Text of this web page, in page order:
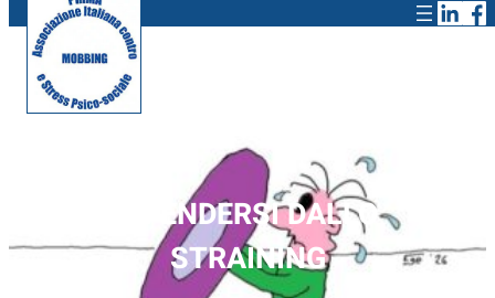
DIFENDERSI DALLO
STRAINING